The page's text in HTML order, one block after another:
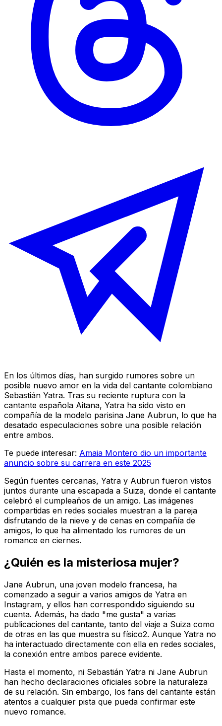
En los últimos días, han surgido rumores sobre un
posible nuevo amor en la vida del cantante colombiano
Sebastián Yatra. Tras su reciente ruptura con la
cantante española Aitana, Yatra ha sido visto en
compañía de la modelo parisina Jane Aubrun, lo que ha
desatado especulaciones sobre una posible relación
entre ambos.
Te puede interesar: Amaia Montero dio un importante
anuncio sobre su carrera en este 2025
Según fuentes cercanas, Yatra y Aubrun fueron vistos
juntos durante una escapada a Suiza, donde el cantante
celebró el cumpleaños de un amigo. Las imágenes
compartidas en redes sociales muestran a la pareja
disfrutando de la nieve y de cenas en compañía de
amigos, lo que ha alimentado los rumores de un
romance en ciernes.
¿Quién es la misteriosa mujer?
Jane Aubrun, una joven modelo francesa, ha
comenzado a seguir a varios amigos de Yatra en
Instagram, y ellos han correspondido siguiendo su
cuenta. Además, ha dado "me gusta" a varias
publicaciones del cantante, tanto del viaje a Suiza como
de otras en las que muestra su físico2. Aunque Yatra no
ha interactuado directamente con ella en redes sociales,
la conexión entre ambos parece evidente.
Hasta el momento, ni Sebastián Yatra ni Jane Aubrun
han hecho declaraciones oficiales sobre la naturaleza
de su relación. Sin embargo, los fans del cantante están
atentos a cualquier pista que pueda confirmar este
nuevo romance.